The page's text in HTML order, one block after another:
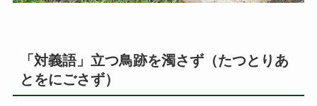
「対義語」立つ鳥跡を濁さず（たつとりあ
とをにごさず）